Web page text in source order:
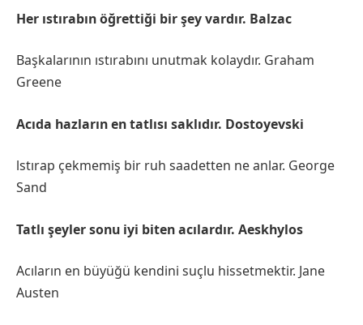
Her ıstırabın öğrettiği bir şey vardır. Balzac
Başkalarının ıstırabını unutmak kolaydır. Graham
Greene
Acıda hazların en tatlısı saklıdır. Dostoyevski
lstırap çekmemiş bir ruh saadetten ne anlar. George
Sand
Tatlı şeyler sonu iyi biten acılardır. Aeskhylos
Acıların en büyüğü kendini suçlu hissetmektir. Jane
Austen